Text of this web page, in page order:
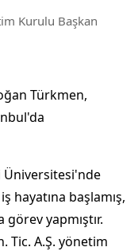
Kurulu Başkan
Türkmen,
Üniversitesi'nde
hayatına başlamış,
yapmıştır.
Tic. A.Ş. yönetim